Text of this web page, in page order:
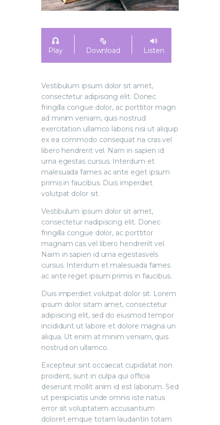
Play Download Listen
Vestibulum ipsum dolor sit amet,
consectetur adipiscing elit. Donec
fringilla congue dolor, ac porttitor magn
ad minim veniam, quis nostrud
exercitation ullamco laboris nisi ut aliquip
ex ea commodo consequat na cras vel
libero hendrerit vel. Nam in sapien id
urna egestas cursus. Interdum et
malesuada fames ac ante eget ipsum
primis in faucibus. Duis imperdiet
volutpat dolor sit.
Vestibulum ipsum dolor sit amet,
consectetur nadipiscing elit. Donec
fringilla congue dolor, ac porttitor
magnam cas vel libero hendrerilt vel.
Naim in sapien id urna egestasvels
cursus. Interdum et malesuada fames
ac ante reget ipsum primis in faucibus.
Duis imperdiet volutpat dolor sit. Lorem
ipsum dolor sitam amet, consectetur
adipisicing elit, sed do eiusmod tempor
incididunt ut labore et dolore magna un
aliqua. Ut enim at minim veniam, quis
nostrud on ullamco.
Excepteur sint occaecat cupidatat non
proident, sunt in culpa qui officia
deserunt mollit anim id est laborum. Sed
ut perspiciatis unde omnis iste natus
error sit voluptatem accusantium
doloret emque totam laudantin totam